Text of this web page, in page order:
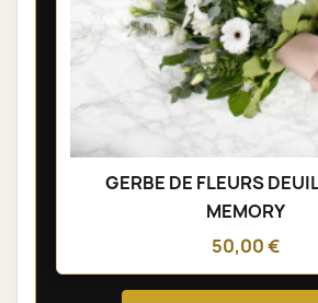
GERBE DE FLEURS
MEMORY
50,00 €